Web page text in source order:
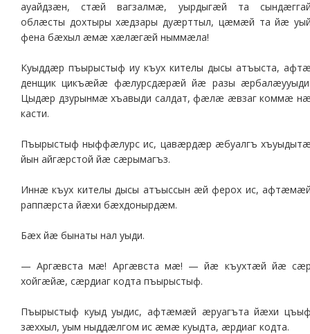
ауайдзæн, стæй вагзалмæ, уырдыгæй та
облæсты дохтыры хæдзары дуæрттыл, цæмæй та йæ
фена бæхыл æмæ хæлæгæй ныммæла!
Куыддæр пъырыстыф иу къух кителы дысы атъыста,
денщик цикъæйæ фæлурсдæрæй йæ разы
Цыдæр дзурынмæ хъавыди салдат, фæлæ æвзаг коммæ
касти.
Пъырыстыф ныффæлурс ис, цавæрдæр æбуалгъ
йын айгæрстой йæ сæрымагъз.
Иннæ къух кителы дысы атъыссын æй ферох ис,
раппæрста йæхи бæхдонырдæм.
Бæх йæ бынаты нал уыди.
— Аргæвста мæ! Аргæвста мæ! — йæ къухтæй йæ
хойгæйæ, сæрдиаг кодта пъырыстыф.
Пъырыстыф куыд уыдис, афтæмæй æруагъта йæхи
зæххыл, уым ныддæлгом ис æмæ куыдта, æрдиаг кодта.